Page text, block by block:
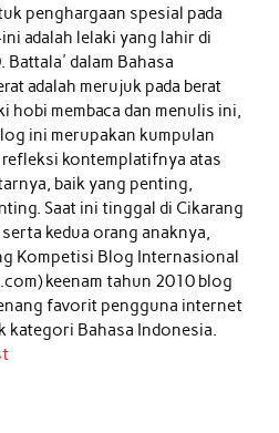
penghargaan spesial pada
adalah lelaki yang lahir di
dalam Bahasa
adalah merujuk pada berat
hobi membaca dan menulis ini,
ini merupakan kumpulan
kontemplatifnya atas
baik yang penting,
Saat ini tinggal di Cikarang
kedua orang anaknya,
Kompetisi Blog Internasional
keenam tahun 2010 blog
favorit pengguna internet
Bahasa Indonesia.